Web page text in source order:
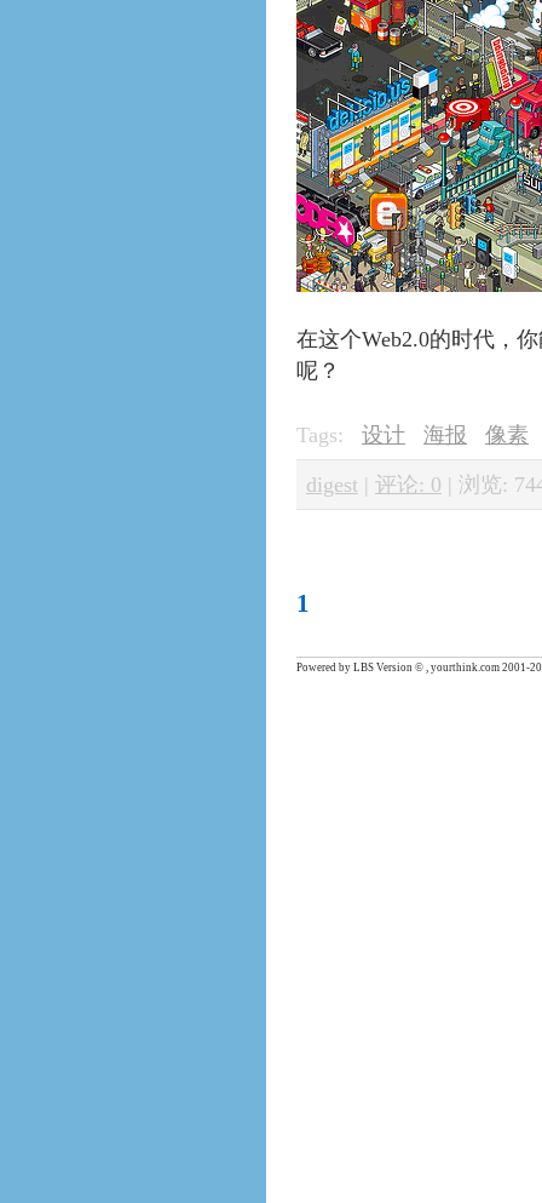
在这个Web2.0的时代，
呢？
Tags: 设计 海报 像素
digest | 评论: 0 | 浏览:
1
Powered by LBS Version © , yourthink.com 2001-